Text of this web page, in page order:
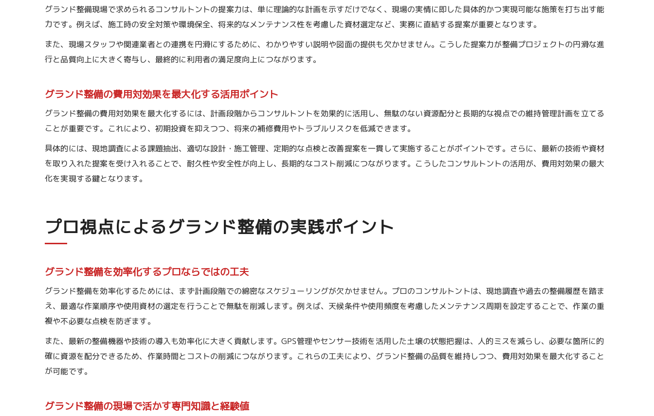
グランド整備で注目の最新トレンドを徹底解説
グランド整備コンサルトントが提案する2024年の新技術
グランド整備現場に活きる最新プロセスと効率化事例
グランド整備の技術革新がもたらす現場改革とは
グランド整備現場で求められるコンサルトントの提案力は、単に理論的な計画を示すだけでなく、現場の実情に即した具体的かつ実現可能な施策を打ち出す能
力です。例えば、施工時の安全対策や環境保全、将来的なメンテナンス性を考慮した資材選定など、実務に直結する提案が重要となります。
また、現場スタッフや関連業者との連携を円滑にするために、わかりやすい説明や図面の提供も欠かせません。こうした提案力が整備プロジェクトの円滑な進
行と品質向上に大きく寄与し、最終的に利用者の満足度向上につながります。
グランド整備の費用対効果を最大化する活用ポイント
グランド整備の費用対効果を最大化するには、計画段階からコンサルトントを効果的に活用し、無駄のない資源配分と長期的な視点での維持管理計画を立てる
ことが重要です。これにより、初期投資を抑えつつ、将来の補修費用やトラブルリスクを低減できます。
具体的には、現地調査による課題抽出、適切な設計・施工管理、定期的な点検と改善提案を一貫して実施することがポイントです。さらに、最新の技術や資材
を取り入れた提案を受け入れることで、耐久性や安全性が向上し、長期的なコスト削減につながります。こうしたコンサルトントの活用が、費用対効果の最大
化を実現する鍵となります。
プロ視点によるグランド整備の実践ポイント
グランド整備を効率化するプロならではの工夫
グランド整備を効率化するためには、まず計画段階での綿密なスケジューリングが欠かせません。プロのコンサルトントは、現地調査や過去の整備履歴を踏ま
え、最適な作業順序や使用資材の選定を行うことで無駄を削減します。例えば、天候条件や使用頻度を考慮したメンテナンス周期を設定することで、作業の重
複や不必要な点検を防ぎます。
また、最新の整備機器や技術の導入も効率化に大きく貢献します。GPS管理やセンサー技術を活用した土壌の状態把握は、人的ミスを減らし、必要な箇所に的
確に資源を配分できるため、作業時間とコストの削減につながります。これらの工夫により、グランド整備の品質を維持しつつ、費用対効果を最大化すること
が可能です。
グランド整備の現場で活かす専門知識と経験値